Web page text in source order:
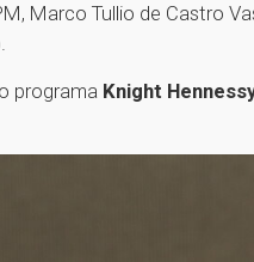
Marco Tullio de Castro
programa Knight